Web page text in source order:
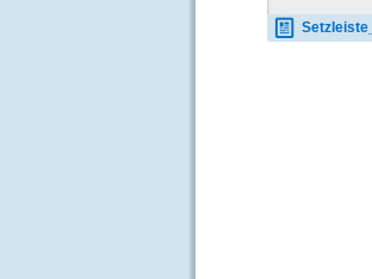
Setzleiste_travel-traffic